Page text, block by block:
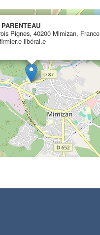
Pignes, 40200 Mimizan, France
libéral.e